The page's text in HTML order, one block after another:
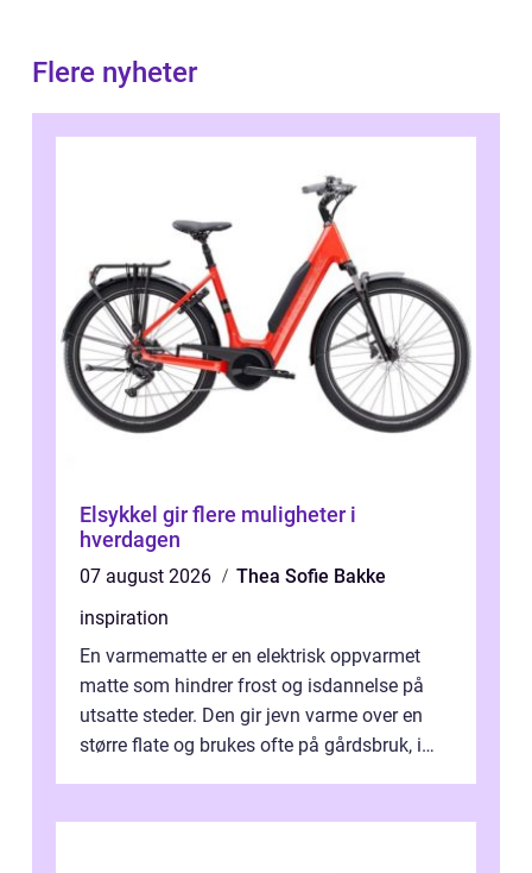
Flere nyheter
Elsykkel gir flere muligheter i
hverdagen
07 august 2026
Thea Sofie Bakke
inspiration
En varmematte er en elektrisk oppvarmet
matte som hindrer frost og isdannelse på
utsatte steder. Den gir jevn varme over en
større flate og brukes ofte på gårdsbruk, i